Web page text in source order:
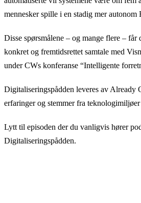
mennesker spille i en stadig mer autonom
Disse spørsmålene – og mange flere –
konkret og fremtidsrettet samtale med
under CWs konferanse “Intelligente
Digitaliseringspådden leveres av Already
erfaringer og stemmer fra
Lytt til episoden der du vanligvis hører
Digitaliseringspådden.